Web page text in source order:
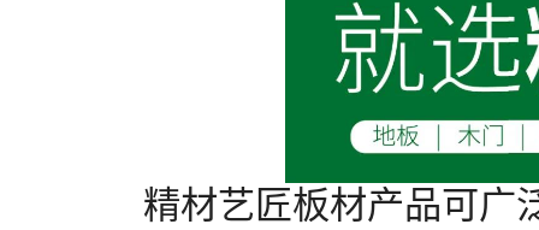
精材艺匠板材产品可广